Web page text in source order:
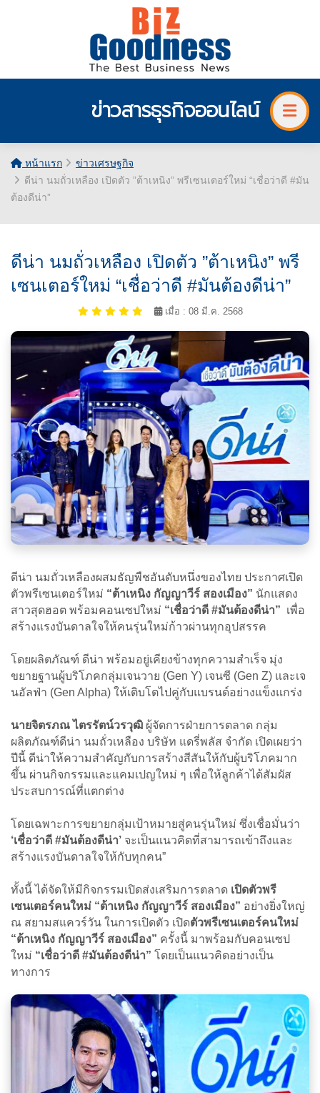
ข่าวสารธุรกิจออนไลน์
หน้าแรก
ข่าวเศรษฐกิจ
ดีน่า นมถั่วเหลือง เปิดตัว ”ต้าเหนิง” พรีเซนเตอร์ใหม่ “เชื่อว่าดี #มัน
ต้องดีน่า”
ดีน่า นมถั่วเหลือง เปิดตัว ”ต้าเหนิง” พรี
เซนเตอร์ใหม่ “เชื่อว่าดี #มันต้องดีน่า”
เมื่อ : 08 มี.ค. 2568
ดีน่า นมถั่วเหลืองผสมธัญพืชอันดับหนึ่งของไทย ประกาศเปิด
ตัวพรีเซนเตอร์ใหม่ “ต้าเหนิง กัญญาวีร์ สองเมือง” นักแสดง
สาวสุดฮอต พร้อมคอนเซปใหม่ “เชื่อว่าดี #มันต้องดีน่า” เพื่อ
สร้างแรงบันดาลใจให้คนรุ่นใหม่ก้าวผ่านทุกอุปสรรค
โดยผลิตภัณฑ์ ดีน่า พร้อมอยู่เคียงข้างทุกความสำเร็จ มุ่ง
ขยายฐานผู้บริโภคกลุ่มเจนวาย (Gen Y) เจนซี (Gen Z) และเจ
นอัลฟ่า (Gen Alpha) ให้เติบโตไปคู่กับแบรนด์อย่างแข็งแกร่ง
นายจิตรภณ ไตรรัตน์วรวุฒิ ผู้จัดการฝ่ายการตลาด กลุ่ม
ผลิตภัณฑ์ดีน่า นมถั่วเหลือง บริษัท แดรี่พลัส จำกัด เปิดเผยว่า
ปีนี้ ดีน่าให้ความสำคัญกับการสร้างสีสันให้กับผู้บริโภคมาก
ขึ้น ผ่านกิจกรรมและแคมเปญใหม่ ๆ เพื่อให้ลูกค้าได้สัมผัส
ประสบการณ์ที่แตกต่าง
โดยเฉพาะการขยายกลุ่มเป้าหมายสู่คนรุ่นใหม่ ซึ่งเชื่อมั่นว่า
‘เชื่อว่าดี #มันต้องดีน่า’ จะเป็นแนวคิดที่สามารถเข้าถึงและ
สร้างแรงบันดาลใจให้กับทุกคน”
ทั้งนี้ ได้จัดให้มีกิจกรรมเปิดส่งเสริมการตลาด เปิดตัวพรี
เซนเตอร์คนใหม่ “ต้าเหนิง กัญญาวีร์ สองเมือง” อย่างยิ่งใหญ่
ณ สยามสแควร์วัน ในการเปิดตัว เปิดตัวพรีเซนเตอร์คนใหม่
“ต้าเหนิง กัญญาวีร์ สองเมือง” ครั้งนี้ มาพร้อมกับคอนเซป
ใหม่ “เชื่อว่าดี #มันต้องดีน่า” โดยเป็นแนวคิดอย่างเป็น
ทางการ